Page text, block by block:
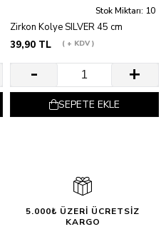
Stok Miktarı: 10
Zirkon Kolye SILVER 45 cm
39,90 TL
+ KDV
SEPETE EKLE
5.000₺ ÜZERİ ÜCRETSİZ
KARGO